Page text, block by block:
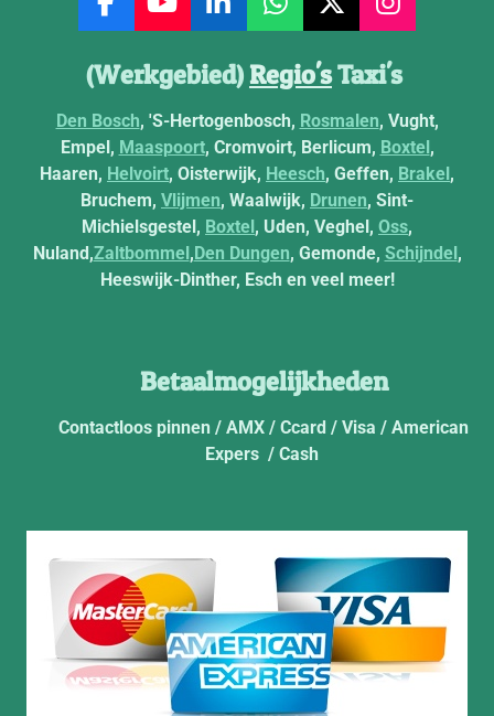
F
c
b
o
o
k
Y
u
T
u
b
e
L
n
e
d
I
n
W
a
t
s
A
p
p
X
I
s
a
g
r
a
m
(Werkgebied)Regio'sTaxi's
Den Bosch, 'S-Hertogenbosch, Rosmalen, Vught,
Empel, Maaspoort, Cromvoirt, Berlicum, Boxtel,
Haaren, Helvoirt, Oisterwijk, Heesch, Geffen, Brakel,
Bruchem, Vlijmen, Waalwijk, Drunen, Sint-
Michielsgestel, Boxtel, Uden, Veghel, Oss,
Nuland,Zaltbommel,Den Dungen, Gemonde, Schijndel,
Heeswijk-Dinther, Esch en veel meer!
Betaalmogelijkheden
Contactloos pinnen / AMX / Ccard / Visa / American
Expers / Cash